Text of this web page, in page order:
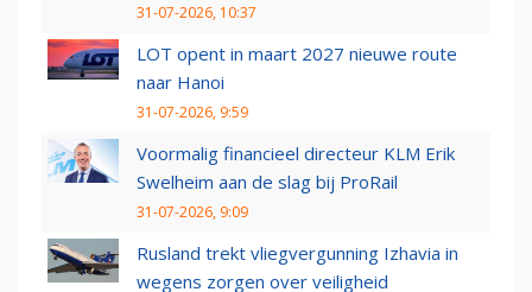
31-07-2026, 10:37
LOT opent in maart 2027 nieuwe route
naar Hanoi
31-07-2026, 9:59
Voormalig financieel directeur KLM Erik
Swelheim aan de slag bij ProRail
31-07-2026, 9:09
Rusland trekt vliegvergunning Izhavia in
wegens zorgen over veiligheid